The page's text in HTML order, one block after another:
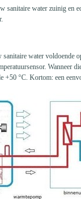
water zuinig en
water voldoende
+50 °C. Kortom: een